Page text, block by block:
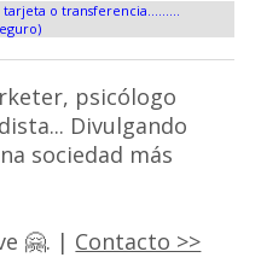
o transferencia.........
psicólogo
Divulgando
sociedad más
🤗. | Contacto >>